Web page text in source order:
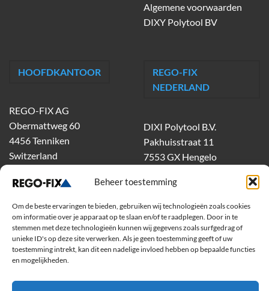
Beheer toestemming
Om de beste ervaringen te bieden, gebruiken wij technologieën zoals cookies
om informatie over je apparaat op te slaan en/of te raadplegen. Door in te
stemmen met deze technologieën kunnen wij gegevens zoals surfgedrag of
unieke ID's op deze site verwerken. Als je geen toestemming geeft of uw
toestemming intrekt, kan dit een nadelige invloed hebben op bepaalde functies
en mogelijkheden.
Algemene voorwaarden
DIXY Polytool BV
HOOFDKANTOOR
REGO-FIX AG
Obermattweg 60
4456 Tenniken
Switzerland
REGO-FIX
NEDERLAND
DIXI Polytool B.V.
Pakhuisstraat 11
7553 GX Hengelo
dixiholland@dixi.com
www.dixipolytool.com
Volg ons op Youtube
Volg ons op Linkedin